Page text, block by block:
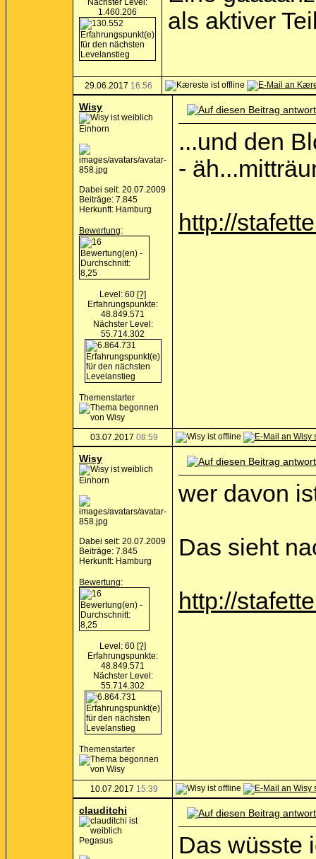
Nächster Level:
1.460.206
als aktiver
29.06.2017 16:56
Wisy
Einhorn
Dabei seit: 20.07.2009
Beiträge: 7.845
Herkunft: Hamburg
Bewertung:
Level: 60 [?]
Erfahrungspunkte:
48.849.571
Nächster Level:
55.714.302
Themenstarter
...und den
-
http://
03.07.2017 08:59
Wisy
Einhorn
Dabei seit: 20.07.2009
Beiträge: 7.845
Herkunft: Hamburg
Bewertung:
Level: 60 [?]
Erfahrungspunkte:
48.849.571
Nächster Level:
55.714.302
Themenstarter
wer davon
Das sieht
http://
10.07.2017 15:39
clauditchi
Pegasus Das wüsste